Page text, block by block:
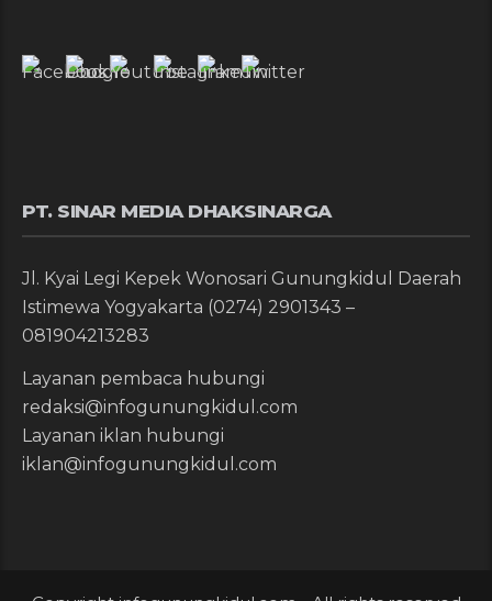
PT. SINAR MEDIA DHAKSINARGA
Jl. Kyai Legi Kepek Wonosari Gunungkidul Daerah
Istimewa Yogyakarta (0274) 2901343 –
081904213283
Layanan pembaca hubungi
redaksi@infogunungkidul.com
Layanan iklan hubungi
iklan@infogunungkidul.com